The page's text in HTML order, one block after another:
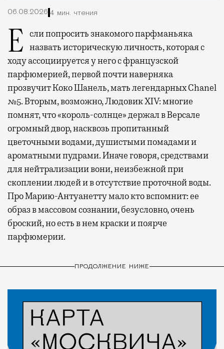
06.08.2026 4 мин. чтения
Если попросить знакомого парфманьяка назвать историческую личность, которая с
ходу ассоциируется у него с французской
парфюмерией, первой почти наверняка
прозвучит Коко Шанель, мать легендарных Chanel
№5. Вторым, возможно, Людовик XIV: многие
помнят, что «король-солнце» держал в Версале
огромный двор, насквозь пропитанный
цветочными водами, душистыми помадами и
ароматными пудрами. Иначе говоря, средствами
для нейтрализации вони, неизбежной при
скоплении людей и в отсутствие проточной воды.
Про Марию-Антуанетту мало кто вспомнит: ее
образ в массовом сознании, безусловно, очень
броский, но есть в нем краски и поярче
парфюмерии.
ПРОДОЛЖЕНИЕ НИЖЕ